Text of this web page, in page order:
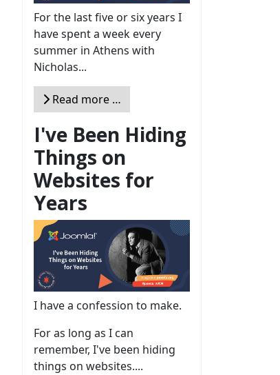
For the last five or six years I
have spent a week every
summer in Athens with
Nicholas...
Read more …
I've Been Hiding
Things on
Websites for
Years
I have a confession to make.
For as long as I can
remember, I've been hiding
things on websites....